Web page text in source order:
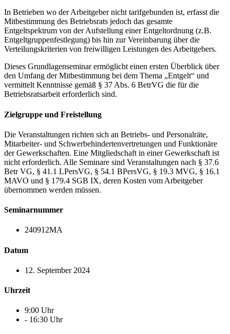
In Betrieben wo der Arbeitgeber nicht tarifgebunden ist, erfasst die
Mitbestimmung des Betriebsrats jedoch das gesamte
Entgeltspektrum von der Aufstellung einer Entgeltordnung (z.B.
Entgeltgruppenfestlegung) bis hin zur Vereinbarung über die
Verteilungskriterien von freiwilligen Leistungen des Arbeitgebers.
Dieses Grundlagenseminar ermöglicht einen ersten Überblick über
den Umfang der Mitbestimmung bei dem Thema „Entgelt“ und
vermittelt Kenntnisse gemäß § 37 Abs. 6 BetrVG die für die
Betriebsratsarbeit erforderlich sind.
Zielgruppe und Freistellung
Die Veranstaltungen richten sich an Betriebs- und Personalräte,
Mitarbeiter- und Schwerbehindertenvertretungen und Funktionäre
der Gewerkschaften. Eine Mitgliedschaft in einer Gewerkschaft ist
nicht erforderlich. Alle Seminare sind Veranstaltungen nach § 37.6
Betr VG, § 41.1 LPersVG, § 54.1 BPersVG, § 19.3 MVG, § 16.1
MAVO und § 179.4 SGB IX, deren Kosten vom Arbeitgeber
übernommen werden müssen.
Seminarnummer
240912MA
Datum
12. September 2024
Uhrzeit
9:00 Uhr
- 16:30 Uhr